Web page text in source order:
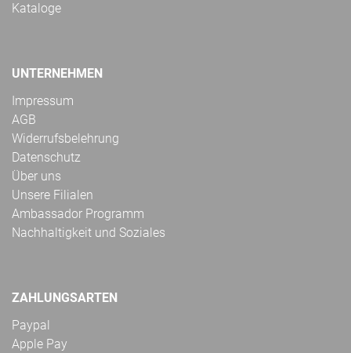
Kataloge
UNTERNEHMEN
Impressum
AGB
Widerrufsbelehrung
Datenschutz
Über uns
Unsere Filialen
Ambassador Programm
Nachhaltigkeit und Soziales
ZAHLUNGSARTEN
Paypal
Apple Pay